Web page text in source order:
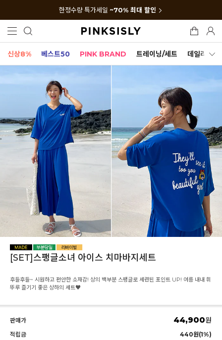
한정수량 특가세일 ~70% 최대 할인
신상8% 베스트50 PINK BRAND 트레이닝/세트 데일리세트
[SET]스팽글소녀 아이스 치마바지세트
후들후들~ 시원하고 편안한 소재감! 상의 백부분 스팽글로 세련된 포인트 UP! 여름 내내 휘
뚜루 즐기기 좋은 상하의 세트♥
판매가 44,900원
적립금
440원(1%)